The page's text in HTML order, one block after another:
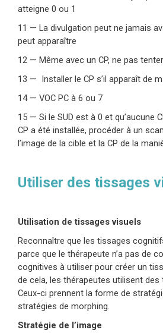
atteigne 0 ou 1
11 — La divulgation peut ne jamais
peut apparaître
12 — Même avec un CP, ne pas
13 — Installer le CP s’il apparaît de
14 — VOC PC à 6 ou 7
15 — Si le SUD est à 0 et qu’aucune
CP a été installée, procéder à un
l’image de la cible et la CP de la
Utiliser des tissages
Utilisation de tissages visuels
Reconnaître que les tissages
parce que le thérapeute n’a pas de
cognitives à utiliser pour créer un
de cela, les thérapeutes utilisent des
Ceux-ci prennent la forme de
stratégies de morphing.
Stratégie de l’image